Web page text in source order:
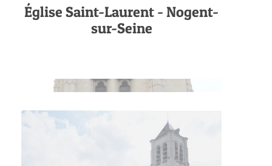
Église Saint-Laurent - Nogent-
sur-Seine